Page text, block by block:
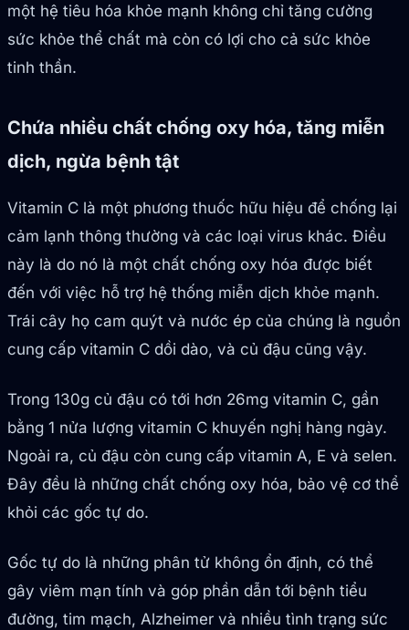
một hệ tiêu hóa khỏe mạnh không chỉ tăng cường
sức khỏe thể chất mà còn có lợi cho cả sức khỏe
tinh thần.
Chứa nhiều chất chống oxy hóa, tăng miễn
dịch, ngừa bệnh tật
Vitamin C là một phương thuốc hữu hiệu để chống lại
cảm lạnh thông thường và các loại virus khác. Điều
này là do nó là một chất chống oxy hóa được biết
đến với việc hỗ trợ hệ thống miễn dịch khỏe mạnh.
Trái cây họ cam quýt và nước ép của chúng là nguồn
cung cấp vitamin C dồi dào, và củ đậu cũng vậy.
Trong 130g củ đậu có tới hơn 26mg vitamin C, gần
bằng 1 nửa lượng vitamin C khuyến nghị hàng ngày.
Ngoài ra, củ đậu còn cung cấp vitamin A, E và selen.
Đây đều là những chất chống oxy hóa, bảo vệ cơ thể
khỏi các gốc tự do.
Gốc tự do là những phân tử không ổn định, có thể
gây viêm mạn tính và góp phần dẫn tới bệnh tiểu
đường, tim mạch, Alzheimer và nhiều tình trạng sức